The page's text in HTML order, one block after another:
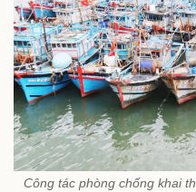
Công tác phòng chống khai